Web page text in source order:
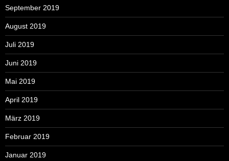
September 2019
August 2019
Juli 2019
Juni 2019
Mai 2019
April 2019
März 2019
Februar 2019
Januar 2019